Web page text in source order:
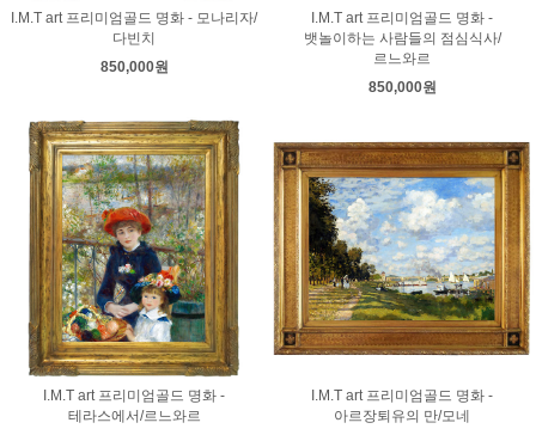
I.M.T art 프리미엄골드 명화 - 모나리자/
다빈치
850,000원
I.M.T art 프리미엄골드 명화 -
뱃놀이하는 사람들의 점심식사/
르느와르
850,000원
I.M.T art 프리미엄골드 명화 -
테라스에서/르느와르
I.M.T art 프리미엄골드 명화 -
아르장퇴유의 만/모네